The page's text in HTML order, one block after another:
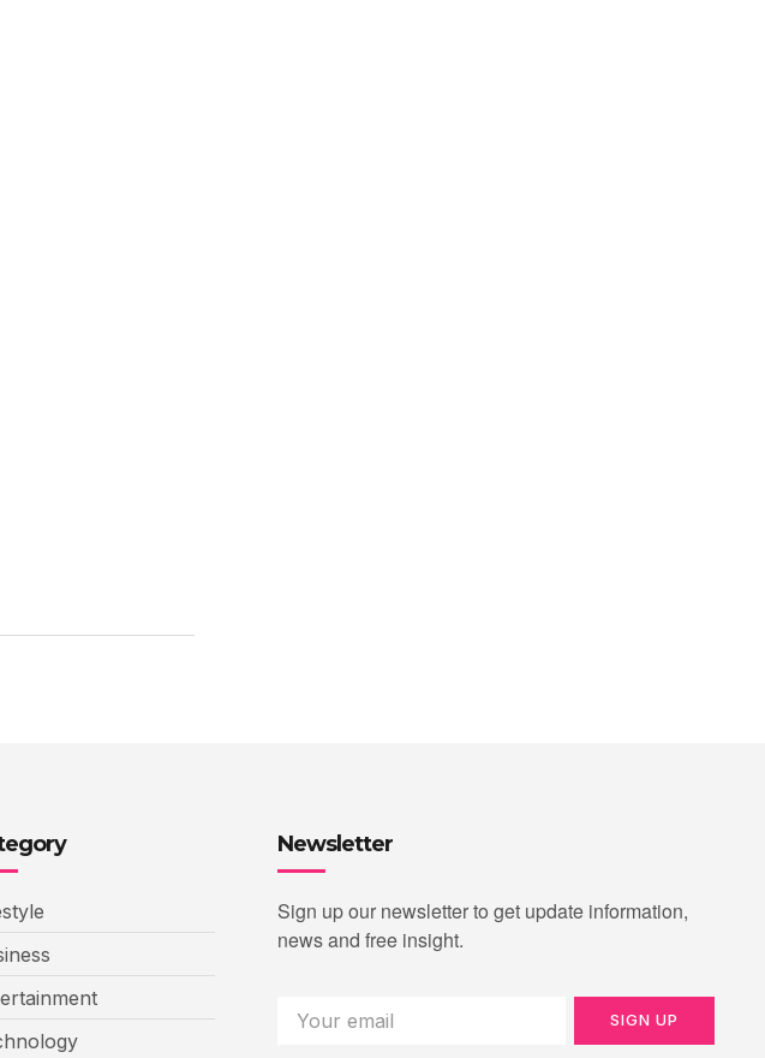
Newsletter
Sign up our newsletter to get update information,
news and free insight.
SIGN UP